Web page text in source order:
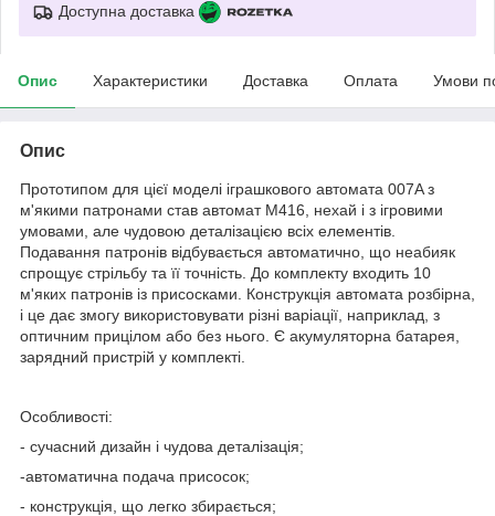
Доступна доставка
Опис Характеристики Доставка Оплата Умови
Опис
Прототипом для цієї моделі іграшкового автомата 007Aз
м'якими патронами став автомат М416, нехай і з ігровими
умовами, але чудовою деталізацією всіх елементів.
Подавання патронів відбувається автоматично, що неабияк
спрощує стрільбу та її точність. До комплекту входить 10
м'яких патронів із присосками. Конструкція автомата розбірна,
і це дає змогу використовувати різні варіації, наприклад, з
оптичним прицілом або без нього. Є акумуляторна батарея,
зарядний пристрій у комплекті.
Особливості:
- сучасний дизайн і чудова деталізація;
-автоматична подача присосок;
- конструкція, що легко збирається;